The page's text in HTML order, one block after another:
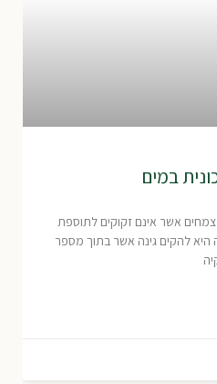
במים
צמחים אשר אינם זקוקים לתוספת
להקים גינה אשר בתוך מספר